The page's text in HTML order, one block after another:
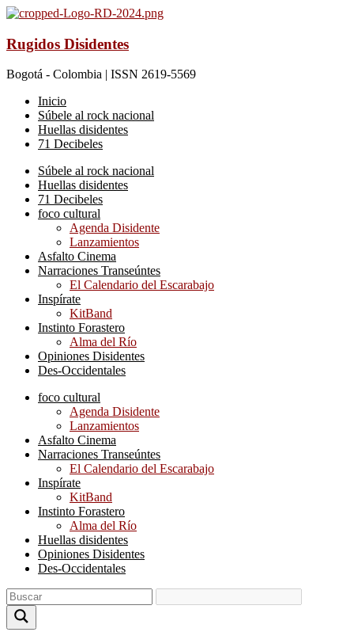
Rugidos Disidentes
Bogotá - Colombia | ISSN 2619-5569
Inicio
Súbele al rock nacional
Huellas disidentes
71 Decibeles
Súbele al rock nacional
Huellas disidentes
71 Decibeles
foco cultural
Agenda Disidente
Lanzamientos
Asfalto Cinema
Narraciones Transeúntes
El Calendario del Escarabajo
Inspírate
KitBand
Instinto Forastero
Alma del Río
Opiniones Disidentes
Des-Occidentales
foco cultural
Agenda Disidente
Lanzamientos
Asfalto Cinema
Narraciones Transeúntes
El Calendario del Escarabajo
Inspírate
KitBand
Instinto Forastero
Alma del Río
Huellas disidentes
Opiniones Disidentes
Des-Occidentales